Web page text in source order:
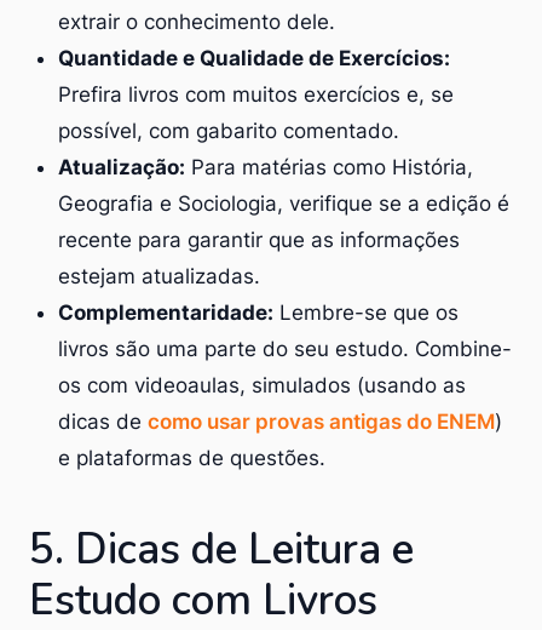
extrair o conhecimento dele.
Quantidade e Qualidade de Exercícios:
Prefira livros com muitos exercícios e, se
possível, com gabarito comentado.
Atualização: Para matérias como História,
Geografia e Sociologia, verifique se a edição é
recente para garantir que as informações
estejam atualizadas.
Complementaridade: Lembre-se que os
livros são uma parte do seu estudo. Combine-
os com videoaulas, simulados (usando as
dicas de como usar provas antigas do ENEM)
e plataformas de questões.
5. Dicas de Leitura e
Estudo com Livros